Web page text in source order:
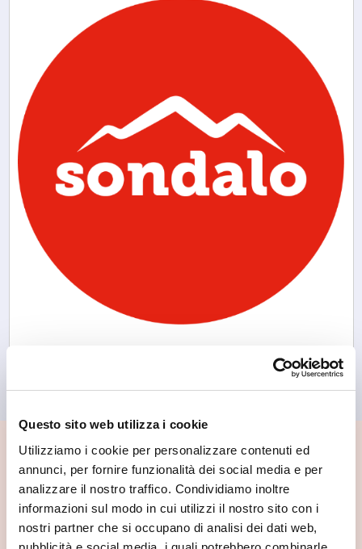
Questo sito web utilizza i cookie
Utilizziamo i cookie per personalizzare contenuti ed
annunci, per fornire funzionalità dei social media e per
analizzare il nostro traffico. Condividiamo inoltre
informazioni sul modo in cui utilizzi il nostro sito con i
nostri partner che si occupano di analisi dei dati web,
📍 Cosa vedere nei dintorni
Se vuoi scoprire di più su questa zona, qui trovi altri
spunti utili.